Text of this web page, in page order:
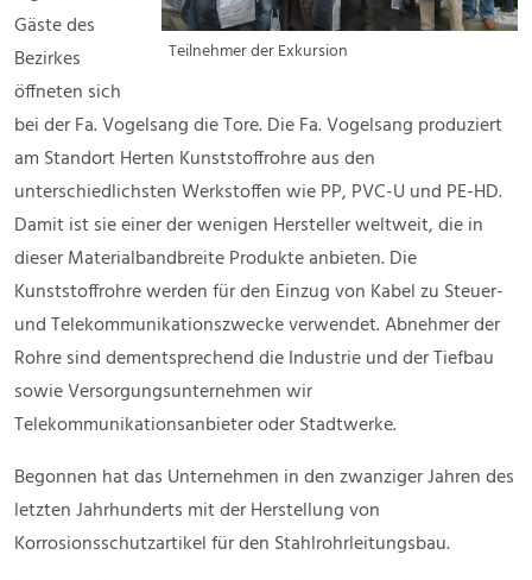
Teilnehmer der Exkursion
Gäste des
Bezirkes
öffneten sich
bei der Fa. Vogelsang die Tore. Die Fa. Vogelsang produziert
am Standort Herten Kunststoffrohre aus den
unterschiedlichsten Werkstoffen wie PP, PVC-U und PE-HD.
Damit ist sie einer der wenigen Hersteller weltweit, die in
dieser Materialbandbreite Produkte anbieten. Die
Kunststoffrohre werden für den Einzug von Kabel zu Steuer-
und Telekommunikationszwecke verwendet. Abnehmer der
Rohre sind dementsprechend die Industrie und der Tiefbau
sowie Versorgungsunternehmen wir
Telekommunikationsanbieter oder Stadtwerke.
Begonnen hat das Unternehmen in den zwanziger Jahren des
letzten Jahrhunderts mit der Herstellung von
Korrosionsschutzartikel für den Stahlrohrleitungsbau.